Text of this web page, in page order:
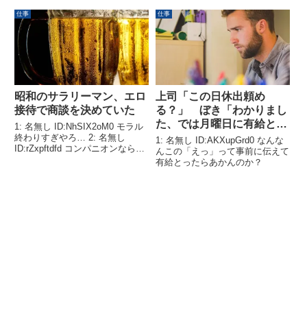
かとか無駄な1on1始まって恐怖
だった 2：以下、5ちゃんねるか
らVIPがお送り...
仕事
昭和のサラリーマン、エロ
接待で商談を決めていた
1: 名無し ID:NhSIX2oM0 モラル
終わりすぎやろ… 2: 名無し
ID:rZxpftdfd コンパニオンならま
仕事
上司「この日休出頼め
る？」 ぼき「わかりまし
た、では月曜日に有給とり
ますね」 上司「えっ？」
1: 名無し ID:AKXupGrd0 なんな
んこの「えっ」って事前に伝えて
有給とったらあかんのか？